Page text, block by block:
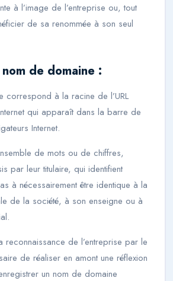
à l’image de l’entreprise ou, tout
de sa renommée à son seul
de domaine :
correspond à la racine de l’URL
qui apparaît dans la barre de
Internet.
de mots ou de chiffres,
par leur titulaire, qui identifient
à nécessairement être identique à la
de la société, à son enseigne ou à
reconnaissance de l’entreprise par le
de réaliser en amont une réflexion
un nom de domaine